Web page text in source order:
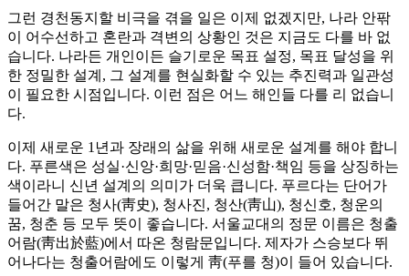
그런 경천동지할 비극을 겪을 일은 이제 없겠지만, 나라 안팎
이 어수선하고 혼란과 격변의 상황인 것은 지금도 다를 바 없
습니다. 나라든 개인이든 슬기로운 목표 설정, 목표 달성을 위
한 정밀한 설계, 그 설계를 현실화할 수 있는 추진력과 일관성
이 필요한 시점입니다. 이런 점은 어느 해인들 다를 리 없습니
다.
이제 새로운 1년과 장래의 삶을 위해 새로운 설계를 해야 합니
다. 푸른색은 성실·신앙·희망·믿음·신성함·책임 등을 상징하는
색이라니 신년 설계의 의미가 더욱 큽니다. 푸르다는 단어가
들어간 말은 청사(靑史), 청사진, 청산(靑山), 청신호, 청운의
꿈, 청춘 등 모두 뜻이 좋습니다. 서울교대의 정문 이름은 청출
어람(靑出於藍)에서 따온 청람문입니다. 제자가 스승보다 뛰
어나다는 청출어람에도 이렇게 靑(푸를 청)이 들어 있습니다.